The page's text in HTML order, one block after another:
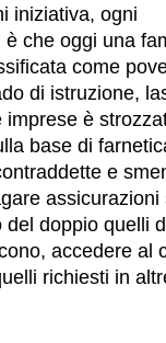
iniziativa, ogni
che oggi una
come
di istruzione,
è
base di
e
assicurazioni
doppio quelli
accedere al
richiesti in